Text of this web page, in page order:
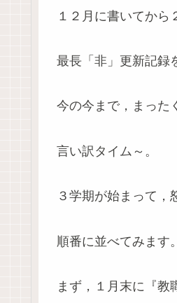
１２月に書いてから
最長「非」更新記録
今の今まで，まった
言い訳タイム～。
３学期が始まって，
順番に並べてみます。
まず，１月末に『教